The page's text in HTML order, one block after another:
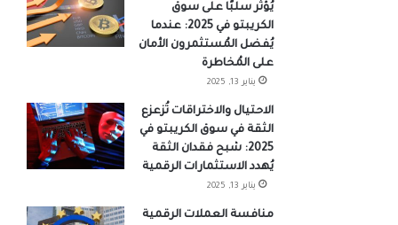
يُؤثر سلبًا على سوق
الكريبتو في 2025: عندما
يُفضل المُستثمرون الأمان
على المُخاطرة
يناير 13, 2025
الاحتيال والاختراقات تُزعزع
الثقة في سوق الكريبتو في
2025: شبح فقدان الثقة
يُهدد الاستثمارات الرقمية
يناير 13, 2025
منافسة العملات الرقمية